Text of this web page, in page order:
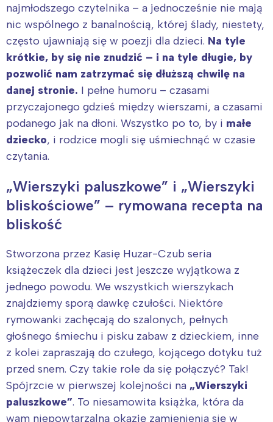
najmłodszego czytelnika – a jednocześnie nie mają
nic wspólnego z banalnością, której ślady, niestety,
często ujawniają się w poezji dla dzieci. Na tyle
krótkie, by się nie znudzić – i na tyle długie, by
pozwolić nam zatrzymać się dłuższą chwilę na
danej stronie. I pełne humoru – czasami
przyczajonego gdzieś między wierszami, a czasami
podanego jak na dłoni. Wszystko po to, by i małe
dziecko, i rodzice mogli się uśmiechnąć w czasie
czytania.
„Wierszyki paluszkowe” i „Wierszyki
bliskościowe” – rymowana recepta na
bliskość
Stworzona przez Kasię Huzar-Czub seria
książeczek dla dzieci jest jeszcze wyjątkowa z
jednego powodu. We wszystkich wierszykach
znajdziemy sporą dawkę czułości. Niektóre
rymowanki zachęcają do szalonych, pełnych
głośnego śmiechu i pisku zabaw z dzieckiem, inne
z kolei zapraszają do czułego, kojącego dotyku tuż
przed snem. Czy takie role da się połączyć? Tak!
Spójrzcie w pierwszej kolejności na „Wierszyki
paluszkowe”. To niesamowita książka, która da
wam niepowtarzalną okazję zamienienia się w